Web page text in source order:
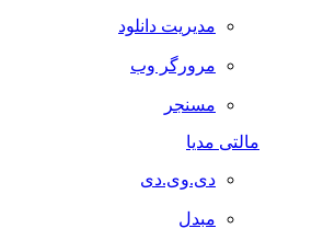
مدیریت دانلود
مرورگر وب
مسنجر
مالتی مدیا
دی.وی.دی
مبدل